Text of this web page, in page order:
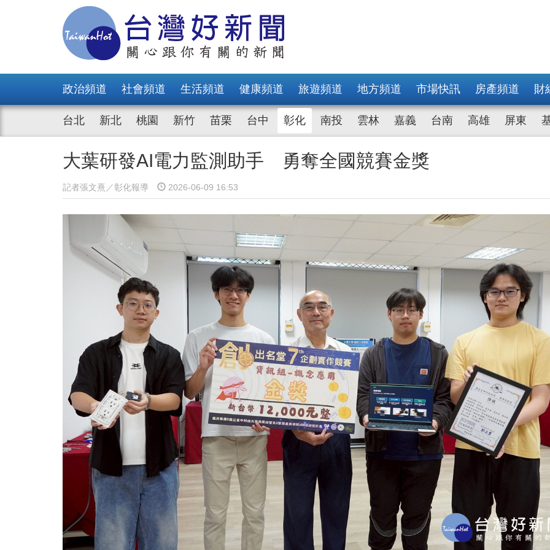
政治頻道 社會頻道 生活頻道 健康頻道 旅遊頻道 地方頻道 市場快訊 房產頻道 財
台北 新北 桃園 新竹 苗栗 台中 彰化 南投 雲林 嘉義 台南 高雄 屏東
大葉研發AI電力監測助手 勇奪全國競賽金獎
記者張文熹／彰化報導 2026-06-09 16:53